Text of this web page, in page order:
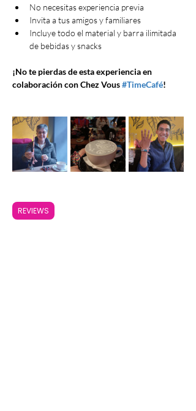
No necesitas experiencia previa
Invita a tus amigos y familiares
Incluye todo el material y barra ilimitada
de bebidas y snacks
¡No te pierdas de esta experiencia en
colaboración con Chez Vous #TimeCafé!
REVIEWS